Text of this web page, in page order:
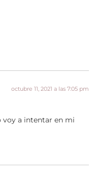
octubre 11, 2021 a las 7:05 pm
voy a intentar en mi